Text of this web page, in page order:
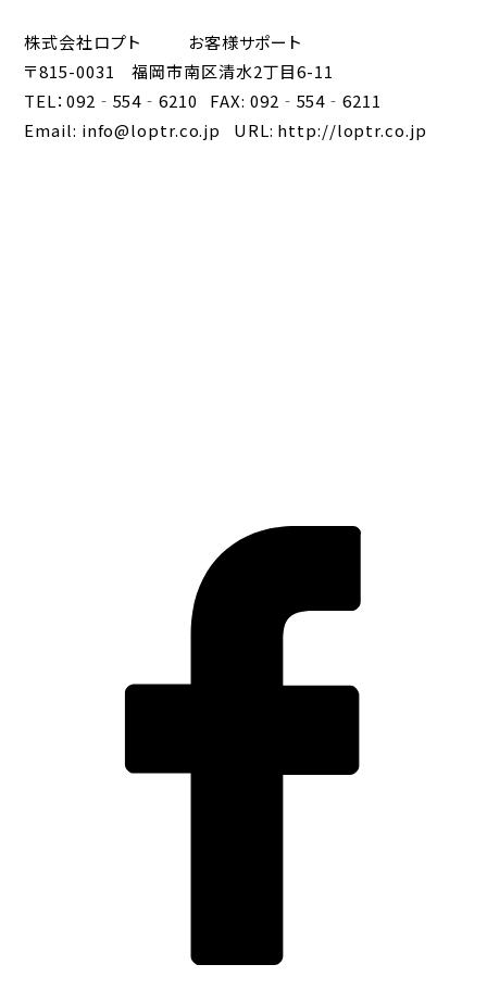
株式会社ロプト お客様サポート
〒815-0031 福岡市南区清水2丁目6-11
TEL：092‐554‐6210 FAX: 092‐554‐6211
Email: info@loptr.co.jp URL: http://loptr.co.jp